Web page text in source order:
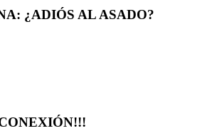
¿ADIÓS AL ASADO?